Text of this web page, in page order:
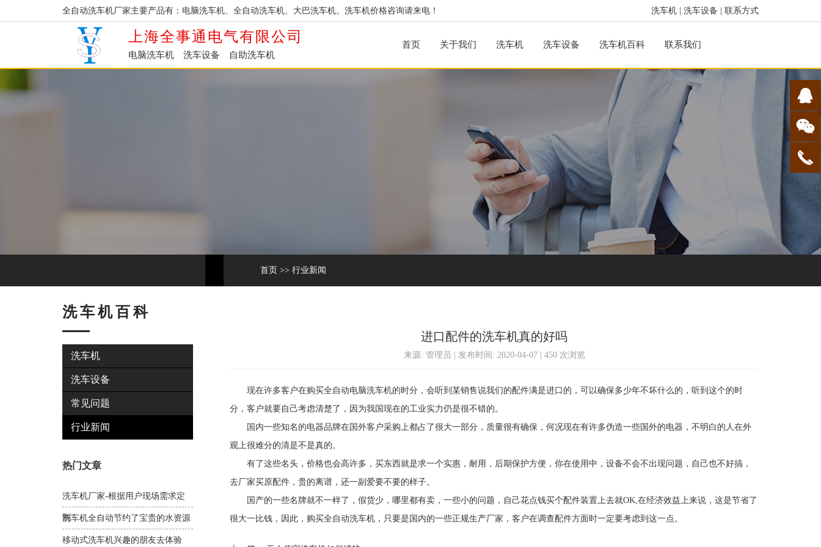
洗车机 洗车设备 联系方式
全自动洗车机厂家主要产品有：电脑洗车机、全自动洗车机、大巴洗车机。洗车机价格咨询请来电！
上海全事通电气有限公司
电脑洗车机 洗车设备 自助洗车机
首页 关于我们 洗车机 洗车设备 洗车机百科 联系我们
首页 >> 行业新闻
洗车机百科
洗车机
洗车设备
常见问题
行业新闻
热门文章
洗车机厂家-根据用户现场需求定
制
洗车机全自动节约了宝贵的水资源
移动式洗车机兴趣的朋友去体验
进口配件的洗车机真的好吗
来源: 管理员 | 发布时间: 2020-04-07 | 450 次浏览
现在许多客户在购买全自动电脑洗车机的时分，会听到某销售说我们的配件满是进口的，可以确保多少年不坏什么的，听到这个的时
分，客户就要自己考虑清楚了，因为我国现在的工业实力仍是很不错的。
国内一些知名的电器品牌在国外客户采购上都占了很大一部分，质量很有确保，何况现在有许多伪造一些国外的电器，不明白的人在外
观上很难分的清是不是真的。
有了这些名头，价格也会高许多，买东西就是求一个实惠，耐用，后期保护方便，你在使用中，设备不会不出现问题，自己也不好搞，
去厂家买原配件，贵的离谱，还一副爱要不要的样子。
国产的一些名牌就不一样了，假货少，哪里都有卖，一些小的问题，自己花点钱买个配件装置上去就OK,在经济效益上来说，这是节省了
很大一比钱，因此，购买全自动洗车机，只要是国内的一些正规生产厂家，客户在调查配件方面时一定要考虑到这一点。